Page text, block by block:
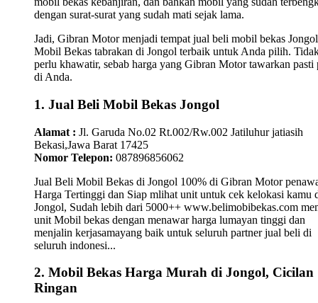
dengan surat-surat yang sudah mati sejak lama.
Jadi, Gibran Motor menjadi tempat jual beli mobil bekas
Mobil Bekas tabrakan di Jongol terbaik untuk Anda pilih.
perlu khawatir, sebab harga yang Gibran Motor tawarkan pasti
di Anda.
1. Jual Beli Mobil Bekas Jongol
Alamat : Jl. Garuda No.02 Rt.002/Rw.002 Jatiluhur jatiasih
Bekasi,Jawa Barat 17425
Nomor Telepon: 087896856062
Jual Beli Mobil Bekas di Jongol 100% di Gibran Motor
Harga Tertinggi dan Siap mlihat unit untuk cek kelokasi kamu
Jongol, Sudah lebih dari 5000++ www.belimobibekas.com
unit Mobil bekas dengan menawar harga lumayan tinggi dan
menjalin kerjasamayang baik untuk seluruh partner jual beli di
seluruh indonesi...
2. Mobil Bekas Harga Murah di Jongol, Cicilan
Ringan